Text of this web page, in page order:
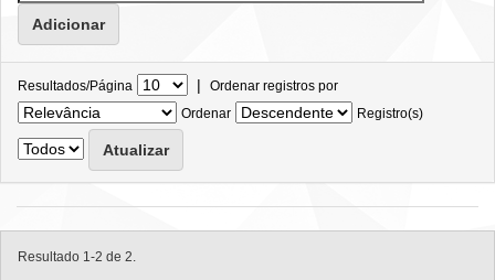
Resultados/Página | Ordenar registros por
Ordenar
Registro(s)
Resultado 1-2 de 2.